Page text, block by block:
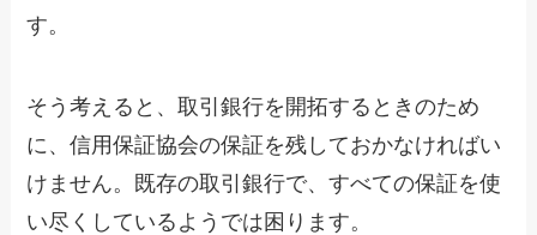
す。
そう考えると、取引銀行を開拓するときのため
に、信用保証協会の保証を残しておかなければい
けません。既存の取引銀行で、すべての保証を使
い尽くしているようでは困ります。